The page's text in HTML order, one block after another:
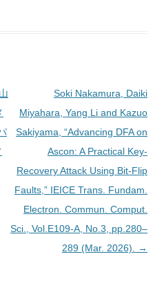
Soki Nakamura, Daiki
Miyahara, Yang Li and Kazuo
Sakiyama, “Advancing DFA on
Ascon: A Practical Key-
Recovery Attack Using Bit-Flip
Faults,” IEICE Trans. Fundam.
Electron. Commun. Comput.
Sci., Vol.E109-A, No.3, pp.280–
289 (Mar. 2026). →